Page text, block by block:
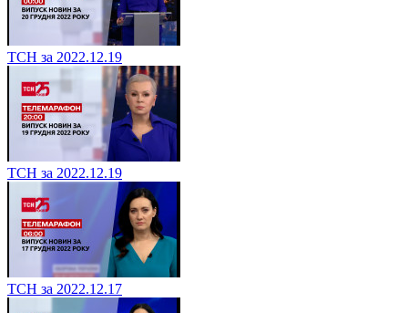
ТСН за 2022.12.19
ТСН за 2022.12.19
ТСН за 2022.12.17